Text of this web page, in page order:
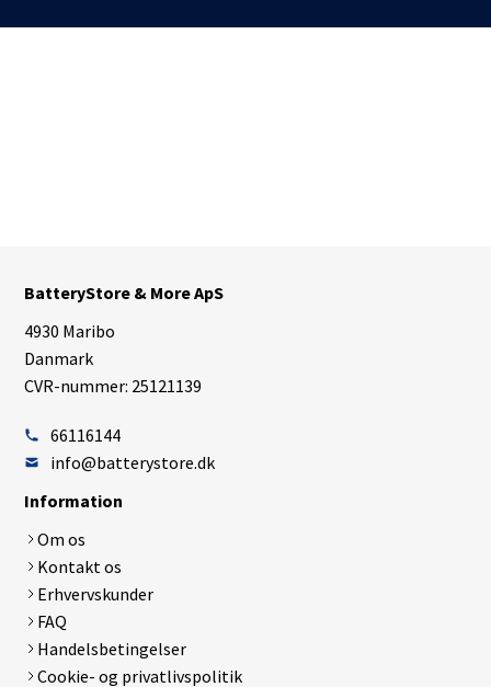
BatteryStore & More ApS
4930 Maribo
Danmark
CVR-nummer: 25121139
66116144
info@batterystore.dk
Information
Om os
Kontakt os
Erhvervskunder
FAQ
Handelsbetingelser
Cookie- og privatlivspolitik